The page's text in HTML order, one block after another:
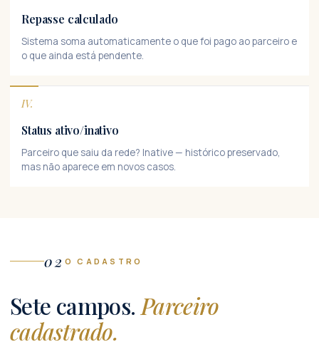
Repasse calculado
Sistema soma automaticamente o que foi pago ao parceiro e
o que ainda está pendente.
IV.
Status ativo/inativo
Parceiro que saiu da rede? Inative — histórico preservado,
mas não aparece em novos casos.
02 O CADASTRO
Sete campos. Parceiro
cadastrado.